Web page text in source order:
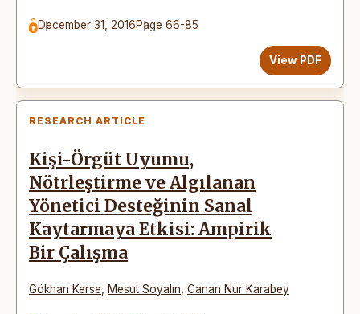
December 31, 2016Page 66-85
View PDF
RESEARCH ARTICLE
Kişi-Örgüt Uyumu,
Nötrleştirme ve Algılanan
Yönetici Desteğinin Sanal
Kaytarmaya Etkisi: Ampirik
Bir Çalışma
Gökhan Kerse Mesut Soyalın Canan Nur Karabey